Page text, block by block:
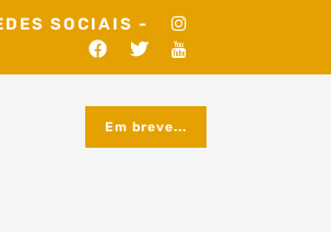
SOCIAIS -
Em breve...